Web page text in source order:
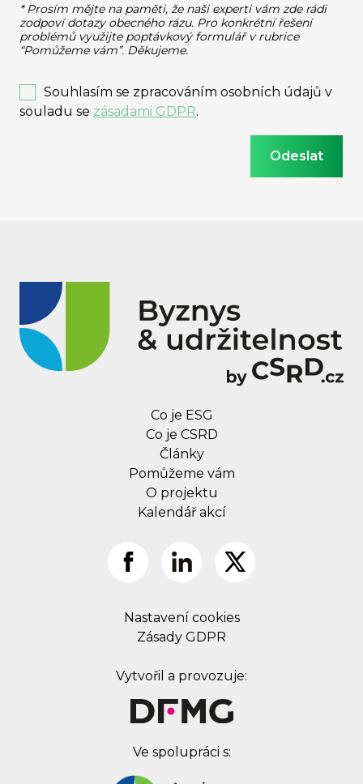
* Prosím mějte na paměti, že naši experti vám zde rádi
zodpoví dotazy obecného rázu. Pro konkrétní řešení
problémů využijte poptávkový formulář v rubrice
“Pomůžeme vám”. Děkujeme.
Souhlasím se zpracováním osobních údajů v
souladu se zásadami GDPR.
Co je ESG
Co je CSRD
Články
Pomůžeme vám
O projektu
Kalendář akcí
Nastavení cookies
Zásady GDPR
Vytvořil a provozuje:
Ve spolupráci s: